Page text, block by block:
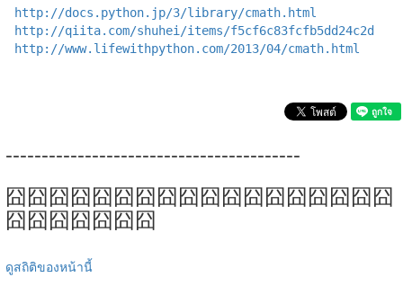
http://docs.python.jp/3/library/cmath.html
http://qiita.com/shuhei/items/f5cf6c83fcfb5dd24c2d
http://www.lifewithpython.com/2013/04/cmath.html
-----------------------------------------
囧囧囧囧囧囧囧囧囧囧囧囧囧囧囧囧囧囧
囧囧囧囧囧囧囧
ดูสถิติของหน้านี้